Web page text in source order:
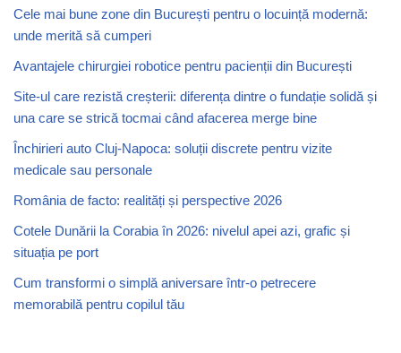
Cele mai bune zone din București pentru o locuință modernă:
unde merită să cumperi
Avantajele chirurgiei robotice pentru pacienții din București
Site-ul care rezistă creșterii: diferența dintre o fundație solidă și
una care se strică tocmai când afacerea merge bine
Închirieri auto Cluj-Napoca: soluții discrete pentru vizite
medicale sau personale
România de facto: realități și perspective 2026
Cotele Dunării la Corabia în 2026: nivelul apei azi, grafic și
situația pe port
Cum transformi o simplă aniversare într-o petrecere
memorabilă pentru copilul tău